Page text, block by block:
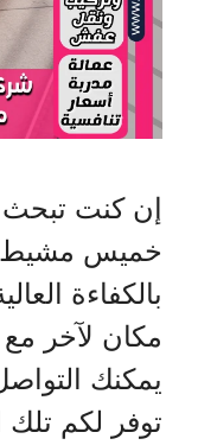
إن كنت
خميس مشيط
بالكفاءة
مكان لآخر
يمكنك
توفر لكم